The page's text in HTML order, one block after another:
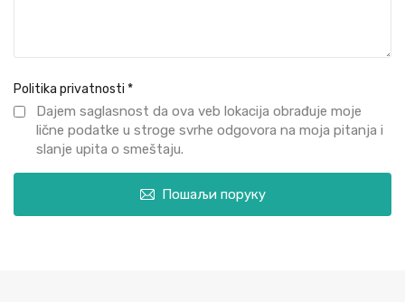
Politika privatnosti *
Dajem saglasnost da ova veb lokacija obrađuje moje
lične podatke u stroge svrhe odgovora na moja pitanja i
slanje upita o smeštaju.
Пошаљи поруку